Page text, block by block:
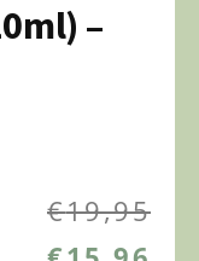
–
€19,95